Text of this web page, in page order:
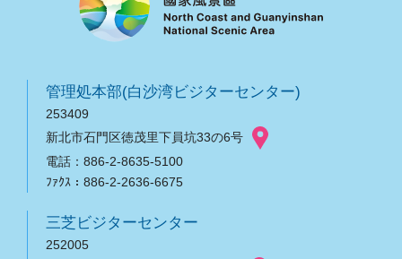
管理処本部(白沙湾ビジターセンター)
253409
新北市石門区徳茂里下員坑33の6号
電話：886-2-8635-5100
ﾌｧｸｽ：886-2-2636-6675
三芝ビジターセンター
252005